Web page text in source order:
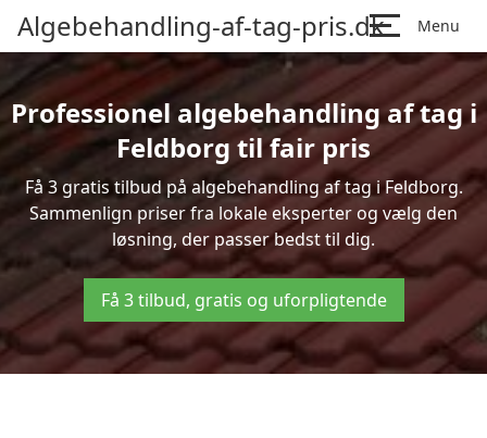
Algebehandling-af-tag-pris.dk Menu
Professionel algebehandling af tag i
Feldborg til fair pris
Få 3 gratis tilbud på algebehandling af tag i Feldborg.
Sammenlign priser fra lokale eksperter og vælg den
løsning, der passer bedst til dig.
Få 3 tilbud, gratis og uforpligtende